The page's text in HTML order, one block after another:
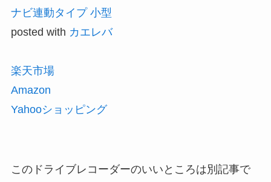
ナビ連動タイプ 小型
posted with カエレバ
楽天市場
Amazon
Yahooショッピング
このドライブレコーダーのいいところは別記事で